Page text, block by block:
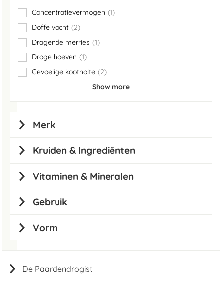
De Paardendrogist
Concentratievermogen 1
item
Doffe vacht
2
items
Dragende merries
1
item
Droge hoeven
1
item
Gevoelige kootholte
2
items
Show more
Merk
Kruiden & Ingrediënten
Vitaminen & Mineralen
Gebruik
Vorm